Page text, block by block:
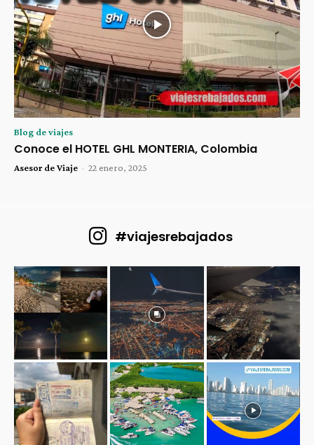
Blog de viajes
Conoce el HOTEL GHL MONTERIA, Colombia
Asesor de Viaje - 22 enero, 2025
#viajesrebajados